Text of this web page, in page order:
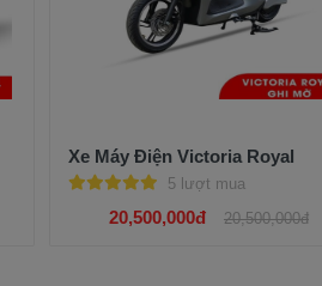
Xe Máy Điện Victoria Royal
5 lượt mua
20,500,000đ 20,500,000đ